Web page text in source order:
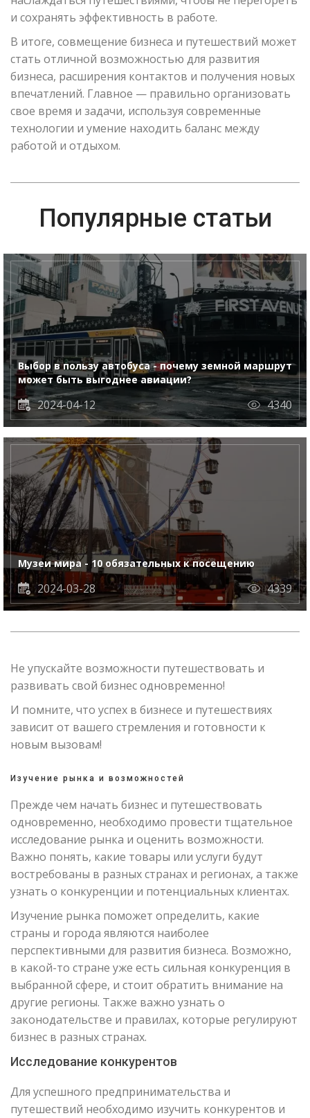
и сохранять эффективность в работе.
В итоге, совмещение бизнеса и путешествий может
стать отличной возможностью для развития
бизнеса, расширения контактов и получения новых
впечатлений. Главное — правильно организовать
свое время и задачи, используя современные
технологии и умение находить баланс между
работой и отдыхом.
Популярные статьи
Выбор в пользу автобуса - почему земной маршрут
может быть выгоднее авиации?
2024-04-12 4340
Музеи мира - 10 обязательных к посещению
2024-03-28 4339
Не упускайте возможности путешествовать и
развивать свой бизнес одновременно!
И помните, что успех в бизнесе и путешествиях
зависит от вашего стремления и готовности к
новым вызовам!
Изучение рынка и возможностей
Прежде чем начать бизнес и путешествовать
одновременно, необходимо провести тщательное
исследование рынка и оценить возможности.
Важно понять, какие товары или услуги будут
востребованы в разных странах и регионах, а также
узнать о конкуренции и потенциальных клиентах.
Изучение рынка поможет определить, какие
страны и города являются наиболее
перспективными для развития бизнеса. Возможно,
в какой-то стране уже есть сильная конкуренция в
выбранной сфере, и стоит обратить внимание на
другие регионы. Также важно узнать о
законодательстве и правилах, которые регулируют
бизнес в разных странах.
Исследование конкурентов
Для успешного предпринимательства и
путешествий необходимо изучить конкурентов и